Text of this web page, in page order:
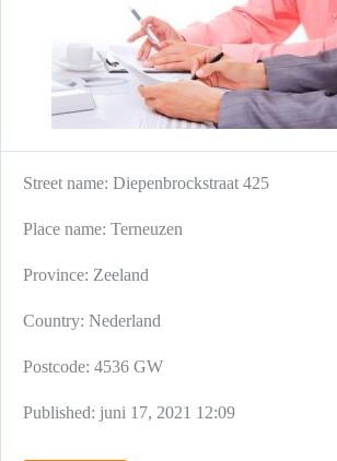
Street name: Diepenbrockstraat 425
Place name: Terneuzen
Province: Zeeland
Country: Nederland
Postcode: 4536 GW
Published: juni 17, 2021 12:09